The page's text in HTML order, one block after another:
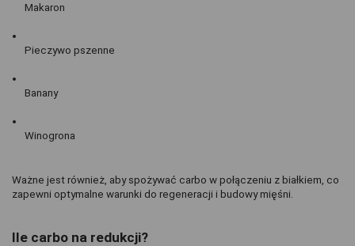
Makaron
Pieczywo pszenne
Banany
Winogrona
Ważne jest również, aby spożywać carbo w połączeniu z białkiem, co
zapewni optymalne warunki do regeneracji i budowy mięśni.
Ile carbo na redukcji?